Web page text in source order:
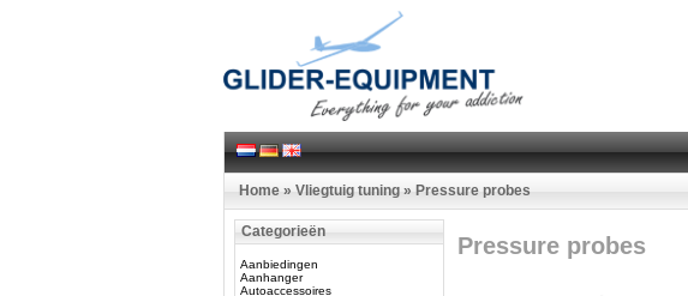
Home » Vliegtuig tuning » Pressure probes
Categorieën
Aanbiedingen
Aanhanger
Autoaccessoires
Pressure probes